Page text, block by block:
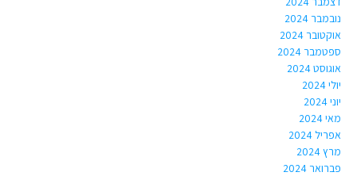
נובמבר 2024
אוקטובר 2024
ספטמבר 2024
אוגוסט 2024
יולי 2024
יוני 2024
מאי 2024
אפריל 2024
מרץ 2024
פברואר 2024